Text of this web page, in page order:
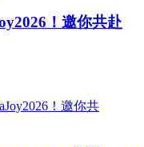
！邀你共赴